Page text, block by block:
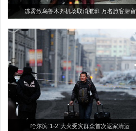
冻雾致乌鲁木齐机场取消航班 万名旅客滞留
哈尔滨“1·2”大火受灾群众首次返家清运